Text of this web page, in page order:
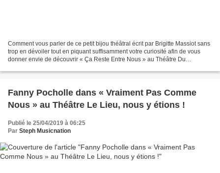
Comment vous parler de ce petit bijou théâtral écrit par Brigitte Massiot sans
trop en dévoiler tout en piquant suffisamment votre curiosité afin de vous
donner envie de découvrir « Ça Reste Entre Nous » au Théâtre Du
Fanny Pocholle dans « Vraiment Pas Comme
Nous » au Théâtre Le Lieu, nous y étions !
Publié le 25/04/2019 à 06:25
Par Steph Musicnation